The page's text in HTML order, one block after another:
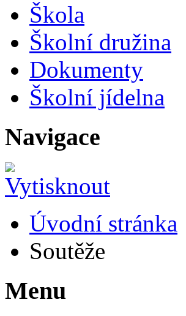
Škola
Školní družina
Dokumenty
Školní jídelna
Navigace
Úvodní stránka
Soutěže
Menu